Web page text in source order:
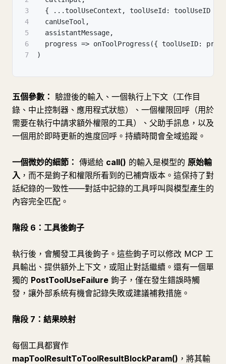
3
  { ...toolUseContext, toolUseId: toolUseID },
4
  canUseTool,
5
  assistantMessage,
6
progress => onToolProgress({ toolUseID:
7
)
五個參數： 驗證後的輸入、一個執行上下文（工作目
錄、中止控制器、應用程式狀態）、一個權限回呼（用於
需要在執行中請求額外權限的工具）、父助手訊息，以及
一個用於即時更新的進度回呼。持續時間會全域追蹤。
一個微妙的細節： 傳遞給 call() 的輸入是模型的 原始輸
入 ，而不是鉤子和權限所看到的已補齊版本。這保持了對
話紀錄的一致性——對話中記錄的工具呼叫與模型產生的
內容完全匹配。
階段 6：工具後鉤子
執行後，會觸發工具後鉤子。這些鉤子可以修改 MCP 工
具輸出、提供額外上下文，或阻止對話繼續。還有一個單
獨的 PostToolUseFailure 鉤子，僅在發生錯誤時觸
發，讓外部系統有機會記錄失敗或建議補救措施。
階段 7：結果映射
每個工具都實作
mapToolResultToToolResultBlockParam() ，將其輸